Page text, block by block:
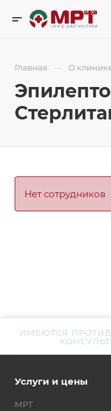
Главная — О
Нет сотрудников
ИМЕЮТСЯ
Услуги и цены
МРТ